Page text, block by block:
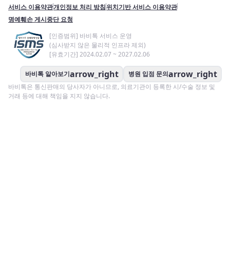
서비스 이용약관개인정보 처리 방침위치기반 서비스 이용약관
명예훼손 게시중단 요청
[인증범위] 바비톡 서비스 운영
(심사받지 않은 물리적 인프라 제외)
[유효기간] 2024.02.07 ~ 2027.02.06
바비톡 알아보기arrow_right 병원 입점 문의arrow_right
바비톡은 통신판매의 당사자가 아니므로, 의료기관이 등록한 시/수술 정보 및
거래 등에 대해 책임을 지지 않습니다.